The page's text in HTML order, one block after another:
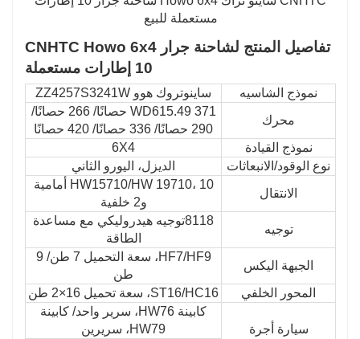
مستعملة للبيع
تفاصيل المنتج لشاحنة جرار CNHTC Howo 6x4
10 إطارات مستعملة
نموذج الشاسيه
ساينوتروك هوو ZZ4257S3241W
محرك
WD615.49 371 حصانًا/ 266 حصانًا/
290 حصانًا/ 336 حصانًا/ 420 حصانًا
نموذج القيادة
6X4
نوع الوقود/الانبعاثات
الديزل، اليورو الثاني
الانتقال
HW15710/HW 19710، 10 أمامية
و2 خلفية
توجيه
8118توجيه هيدروليكي مع مساعدة
الطاقة
الجبهة اليكس
HF7/HF9، سعة التحميل 7 طن/ 9
طن
المحور الخلفي
ST16/HC16، سعة تحميل 16×2 طن
سيارة أجرة
كابينة HW76، سرير واحد/ كابينة
HW79، سريرين